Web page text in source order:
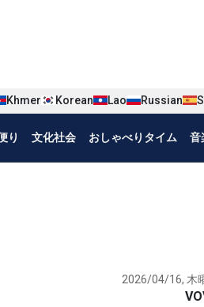
Khmer Korean Lao Russian
り 文化社会 おしゃべりタイム 音
2026/04/16, 木